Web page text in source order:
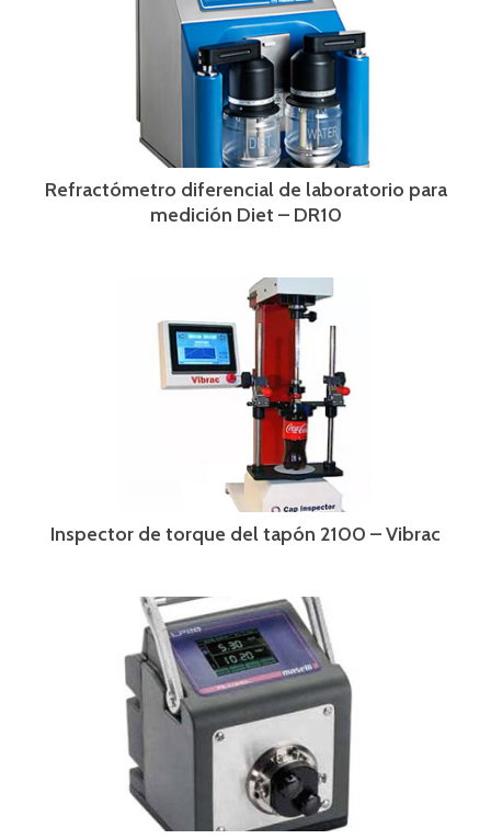
Refractómetro diferencial de laboratorio para
medición Diet – DR10
Inspector de torque del tapón 2100 – Vibrac